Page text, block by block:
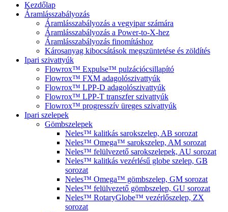
Kezdőlap
Áramlásszabályozás
Áramlásszabályozás a vegyipar számára
Áramlásszabályozás a Power-to-X-hez
Áramlásszabályozás finomításhoz
Károsanyag kibocsátások megszüntetése és zöldítés
Ipari szivattyúk
Flowrox™ Expulse™ pulzációcsillapító
Flowrox™ FXM adagolószivattyúk
Flowrox™ LPP-D adagolószivattyúk
Flowrox™ LPP-T transzfer szivattyúk
Flowrox™ progresszív üreges szivattyúk
Ipari szelepek
Gömbszelepek
Neles™ kalitkás sarokszelep, AB sorozat
Neles™ Omega™ sarokszelep, AM sorozat
Neles™ felülvezető sarokszelepek, AU sorozat
Neles™ kalitkás vezérlésű globe szelep, GB
sorozat
Neles™ Omega™ gömbszelep, GM sorozat
Neles™ felülvezető gömbszelep, GU sorozat
Neles™ RotaryGlobe™ vezérlőszelep, ZX
sorozat